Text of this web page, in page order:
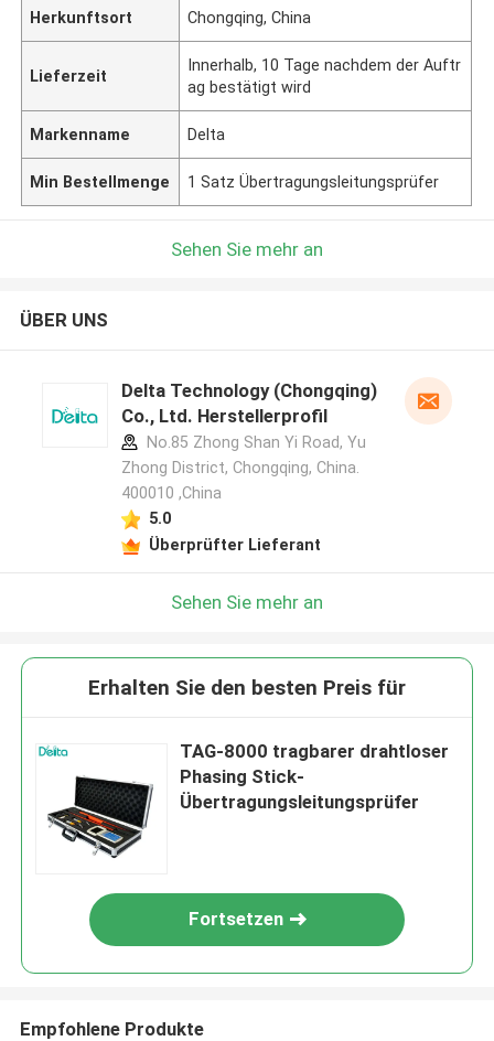
Herkunftsort Chongqing, China
Lieferzeit
Innerhalb, 10 Tage nachdem der Auftr
ag bestätigt wird
Markenname Delta
Min Bestellmenge 1 Satz Übertragungsleitungsprüfer
Sehen Sie mehr an
ÜBER UNS
Delta Technology (Chongqing)
Co., Ltd. Herstellerprofil
No.85 Zhong Shan Yi Road, Yu
Zhong District, Chongqing, China.
400010 ,China
5.0
Überprüfter Lieferant
Sehen Sie mehr an
Erhalten Sie den besten Preis für
TAG-8000 tragbarer drahtloser
Phasing Stick-
Übertragungsleitungsprüfer
Fortsetzen
Empfohlene Produkte